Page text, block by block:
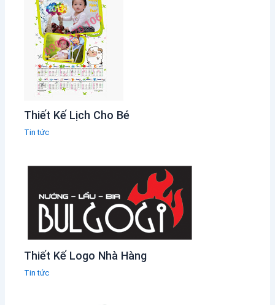
Thiết Kế Lịch Cho Bé
Tin tức
Thiết Kế Logo Nhà Hàng
Tin tức